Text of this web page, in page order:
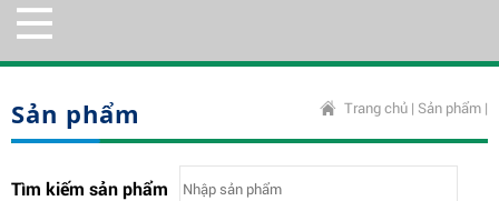
Sản phẩm Trang chủ | Sản phẩm |
Tìm kiếm sản phẩm